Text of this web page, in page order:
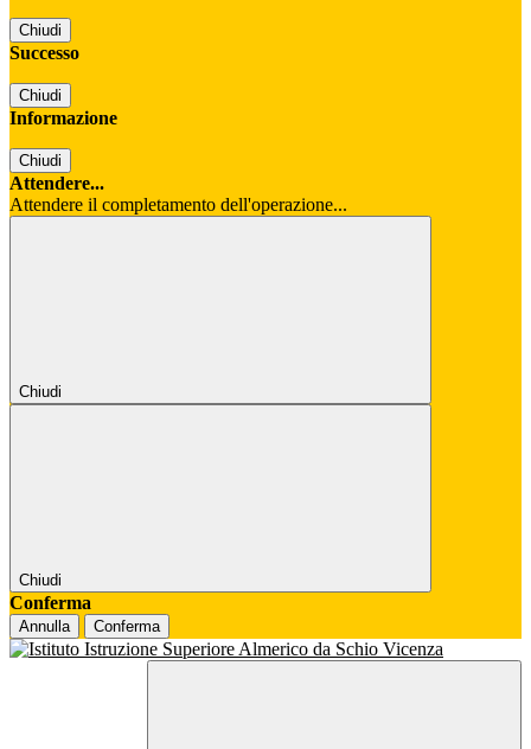
Chiudi
Successo
Chiudi
Informazione
Chiudi
Attendere...
Attendere il completamento dell'operazione...
Chiudi
Chiudi
Conferma
Annulla Conferma